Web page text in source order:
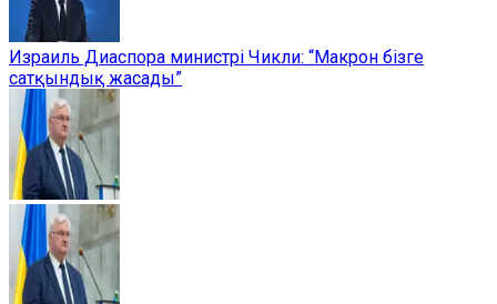
Израиль Диаспора министрі Чикли: “Макрон бізге
сатқындық жасады”